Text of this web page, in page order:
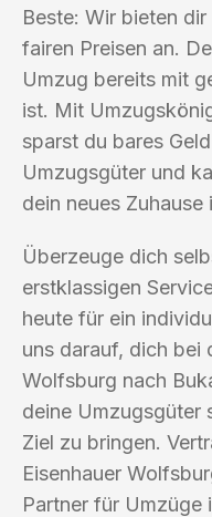
Beste: Wir bieten
fairen Preisen an.
Umzug bereits mit
ist. Mit
sparst du bares
Umzugsgüter und
dein neues
Überzeuge dich
erstklassigen
heute für ein
uns darauf, dich bei
Wolfsburg nach
deine Umzugsgüter
Ziel zu bringen.
Eisenhauer
Partner für Umzüge